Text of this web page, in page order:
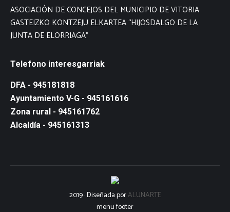
ASOCIACIÓN DE CONCEJOS DEL MUNICIPIO DE VITORIA
GASTEIZKO KONTZEJU ELKARTEA “HIJOSDALGO DE LA
JUNTA DE ELORRIAGA”
Telefono interesgarriak
DFA - 945181818
Ayuntamiento V-G - 945161616
Zona rural - 945161762
Alcaldía - 945161313
2019 · Diseñada porALUNARTE
menu footer